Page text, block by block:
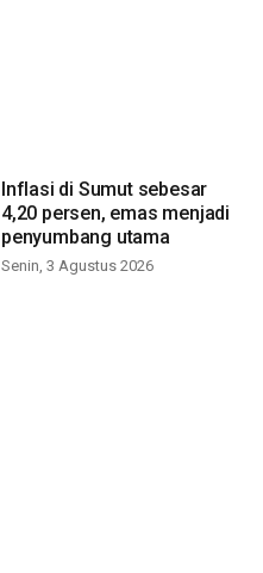
Inflasi di Sumut sebesar
4,20 persen, emas menjadi
penyumbang utama
Senin, 3 Agustus 2026